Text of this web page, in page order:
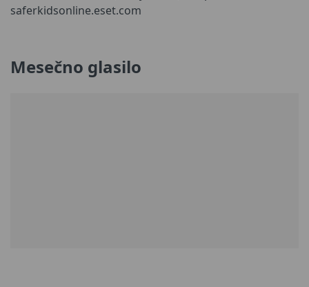
saferkidsonline.eset.com
Mesečno glasilo